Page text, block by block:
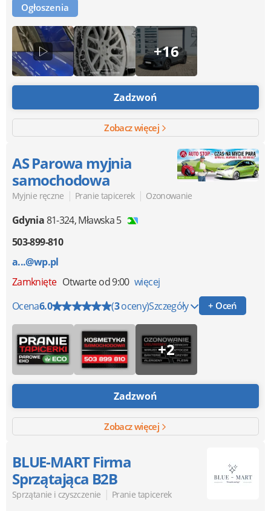
Ogłoszenia
+16
Zadzwoń
Zobacz więcej
AS Parowa myjnia
samochodowa
Myjnie ręczne | Pranie tapicerek | Ozonowanie
Gdynia81-324,Mławska 5
503-899-810
a...@wp.pl
Zamknięte Otwarte od 9:00 więcej
Ocena6.0 (3oceny)Szczegóły + Oceń
+2
Zadzwoń
Zobacz więcej
BLUE-MART Firma
Sprzątająca B2B
Sprzątanie i czyszczenie | Pranie tapicerek